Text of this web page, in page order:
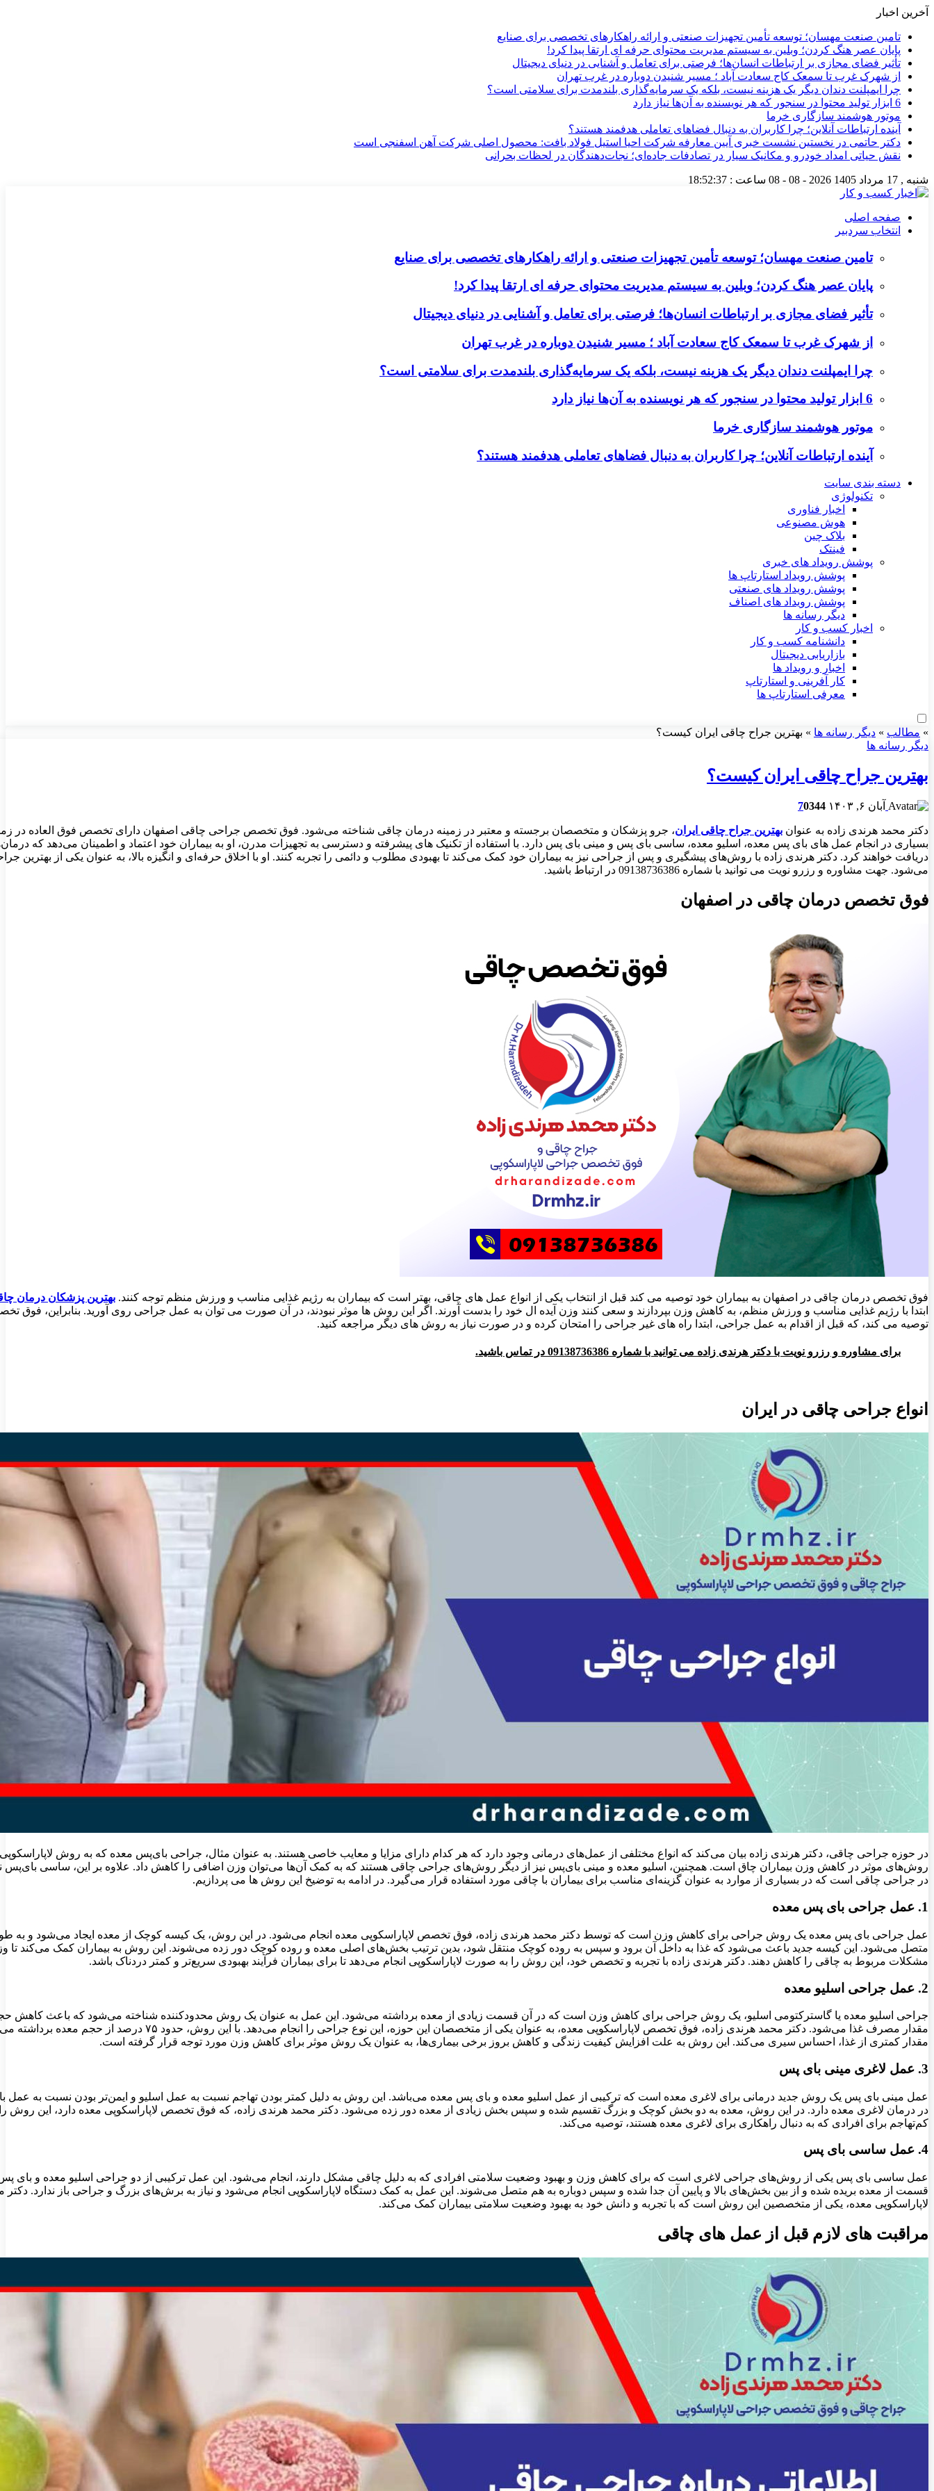
آخرین اخبار
تامین صنعت مهسان؛ توسعه تأمین تجهیزات صنعتی و ارائه راهکارهای تخصصی برای صنایع
پایان عصر هنگ کردن؛ وبلین به سیستم مدیریت محتوای حرفه ای ارتقا پیدا کرد!
تأثیر فضای مجازی بر ارتباطات انسان‌ها؛ فرصتی برای تعامل و آشنایی در دنیای دیجیتال
از شهرک غرب تا سمعک کاج سعادت آباد ؛ مسیر شنیدن دوباره در غرب تهران
چرا ایمپلنت دندان دیگر یک هزینه نیست، بلکه یک سرمایه‌گذاری بلندمدت برای سلامتی است؟
6 ابزار تولید محتوا در سنجور که هر نویسنده به آن‌ها نیاز دارد
موتور هوشمند سازگاری خرما
آینده ارتباطات آنلاین؛ چرا کاربران به دنبال فضاهای تعاملی هدفمند هستند؟
دکتر حاتمی در نخستین نشست خبری آیین معارفه شرکت احیا استیل فولاد بافت: محصول اصلی شرکت آهن اسفنجی است
نقش حیاتی امداد خودرو و مکانیک سیار در تصادفات جاده‌ای؛ نجات‌دهندگان در لحظات بحرانی
شنبه , 17 مرداد 1405 2026 - 08 - 08 ساعت : 18:52:39
صفحه اصلی
انتخاب سردبیر
تامین صنعت مهسان؛ توسعه تأمین تجهیزات صنعتی و ارائه راهکارهای تخصصی برای صنایع
پایان عصر هنگ کردن؛ وبلین به سیستم مدیریت محتوای حرفه ای ارتقا پیدا کرد!
تأثیر فضای مجازی بر ارتباطات انسان‌ها؛ فرصتی برای تعامل و آشنایی در دنیای دیجیتال
از شهرک غرب تا سمعک کاج سعادت آباد ؛ مسیر شنیدن دوباره در غرب تهران
چرا ایمپلنت دندان دیگر یک هزینه نیست، بلکه یک سرمایه‌گذاری بلندمدت برای سلامتی است؟
6 ابزار تولید محتوا در سنجور که هر نویسنده به آن‌ها نیاز دارد
موتور هوشمند سازگاری خرما
آینده ارتباطات آنلاین؛ چرا کاربران به دنبال فضاهای تعاملی هدفمند هستند؟
دسته بندی سایت
تکنولوژی
اخبار فناوری
هوش مصنوعی
بلاک چین
فینتک
پوشش رویداد های خبری
پوشش رویداد استارتاپ ها
پوشش رویداد های صنعتی
پوشش رویداد های اصناف
دیگر رسانه ها
اخبار کسب و کار
دانشنامه کسب و کار
بازاریابی دیجیتال
اخبار و رویداد ها
کار آفرینی و استارتاپ
معرفی استارتاپ ها
» مطالب » دیگر رسانه ها » بهترین جراح چاقی ایران کیست؟
دیگر رسانه ها
بهترین جراح چاقی ایران کیست؟
آبان ۶, ۱۴۰۳ 70344
دکتر محمد هرندی زاده به عنوان بهترین جراح چاقی ایران، جرو پزشکان و متخصصان برجسته و معتبر در زمینه درمان چاقی شناخته می‌شود. فوق تخصص جراحی چاقی اصفهان دارای تخصص فوق العاده در
بسیاری در انجام عمل های بای پس معده، اسلیو معده، ساسی بای پس و مینی بای پس دارد. با استفاده از تکنیک های پیشرفته و دسترسی به تجهیزات مدرن، او به بیماران خود اعتماد و اطمینان می‌دهد که
دریافت خواهند کرد. دکتر هرندی زاده با روش‌های پیشگیری و پس از جراحی نیز به بیماران خود کمک می‌کند تا بهبودی مطلوب و دائمی را تجربه کنند. او با اخلاق حرفه‌ای و انگیزه بالا، به عنوان یکی از بهترین
می‌شود. جهت مشاوره و رزرو نویت می توانید با شماره 09138736386 در ارتباط باشید.
فوق تخصص درمان چاقی در اصفهان
فوق تخصص درمان چاقی در اصفهان به بیماران خود توصیه می کند قبل از انتخاب یکی از انواع عمل های چاقی، بهتر است که بیماران به رژیم غذایی مناسب و ورزش منظم توجه کنند. بهترین پزشکان درمان
ابتدا با رژیم غذایی مناسب و ورزش منظم، به کاهش وزن بپردازند و سعی کنند وزن آیده ال خود را بدست آورند. اگر این روش ها موثر نبودند، در آن صورت می توان به عمل جراحی روی آورید. بنابراین، فوق
توصیه می کند، که قبل از اقدام به عمل جراحی، ابتدا راه های غیر جراحی را امتحان کرده و در صورت نیاز به روش های دیگر مراجعه کنید.
برای مشاوره و رزرو نویت با دکتر هرندی زاده می توانید با شماره 09138736386 در تماس باشید.
انواع جراحی چاقی در ایران
در حوزه جراحی چاقی، دکتر هرندی زاده بیان می‌کند که انواع مختلفی از عمل‌های درمانی وجود دارد که هر کدام دارای مزایا و معایب خاصی هستند. به عنوان مثال، جراحی بای‌پس معده که به روش
روش‌های موثر در کاهش وزن بیماران چاق است. همچنین، اسلیو معده و مینی بای‌پس نیز از دیگر روش‌های جراحی چاقی هستند که به کمک آن‌ها می‌توان وزن اضافی را کاهش داد. علاوه بر این، ساسی بای‌پس
در جراحی چاقی است که در بسیاری از موارد به عنوان گزینه‌ای مناسب برای بیماران با چاقی مورد استفاده قرار می‌گیرد. در ادامه به توضیخ این روش ها می پردازیم.
1. عمل جراحی بای پس معده
عمل جراحی بای پس معده یک روش جراحی برای کاهش وزن است که توسط دکتر محمد هرندی زاده، فوق تخصص لاپاراسکوپی معده انجام می‌شود. در این روش، یک کیسه کوچک از معده ایجاد می‌شود و به
متصل می‌شود. این کیسه جدید باعث می‌شود که غذا به داخل آن برود و سپس به روده کوچک منتقل شود، بدین ترتیب بخش‌های اصلی معده و روده کوچک دور زده می‌شوند. این روش به بیماران کمک می‌کند تا
مشکلات مربوط به چاقی را کاهش دهند. دکتر هرندی زاده با تجربه و تخصص خود، این روش را به صورت لاپاراسکوپی انجام می‌دهد تا برای بیماران فرآیند بهبودی سریع‌تر و کمتر دردناک باشد.
2. عمل جراحی اسلیو معده
جراحی اسلیو معده یا گاسترکتومی اسلیو، یک روش جراحی برای کاهش وزن است که در آن قسمت زیادی از معده برداشته می‌شود. این عمل به عنوان یک روش محدودکننده شناخته می‌شود که باعث کاهش
مقدار مصرف غذا می‌شود. دکتر محمد هرندی زاده، فوق تخصص لاپاراسکوپی معده، به عنوان یکی از متخصصان این حوزه، این
مقدار کمتری از غذا، احساس سیری می‌کند. این روش به علت افزایش کیفیت زندگی و کاهش بروز برخی بیماری‌ها، به عنوان یک روش موثر برای کاهش وزن مورد توجه قرار گرفته است.
3. عمل لاغری مینی بای پس
عمل مینی بای پس یک روش جدید درمانی برای لاغری معده است که ترکیبی از عمل اسلیو معده و بای پس معده می‌باشد. این روش به دلیل کمتر بودن تهاجم نسبت به عمل اسلیو و ایمن‌تر بودن نسبت به عمل
در درمان لاغری معده دارد. در این روش، معده به دو بخش کوچک و بزرگ تقسیم شده و سپس بخش زیادی از معده دور زده می‌شود. دکتر محمد هرندی زاده، که فوق تخصص لاپاراسکوپی معده دارد، این روش را
کم‌تهاجم برای افرادی که به دنبال راهکاری برای لاغری معده هستند، توصیه می‌کند.
4. عمل ساسی بای پس
عمل ساسی بای پس یکی از روش‌های جراحی لاغری است که برای کاهش وزن و بهبود وضعیت سلامتی افرادی که به دلیل چاقی مشکل دارند، انجام می‌شود. این عمل ترکیبی از دو جراحی اسلیو معده و بای
قسمت از معده بریده شده و از بین بخش‌های بالا و پایین آن جدا شده و سپس دوباره به هم متصل می‌شوند. این عمل به کمک دستگاه لاپاراسکوپی انجام می‌شود و نیاز به برش‌های بزرگ و جراحی باز ندارد.
لاپاراسکوپی معده، یکی از متخصصین این روش است که با تجربه و دانش خود به بهبود وضعیت سلامتی بیماران کمک می‌کند.
مراقبت های لازم قبل از عمل های چاقی